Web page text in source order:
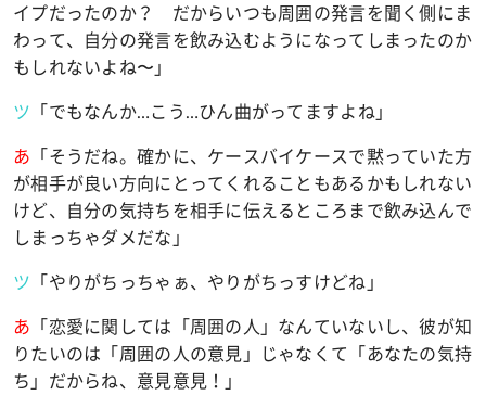
イプだったのか？ だからいつも周囲の発言を聞く側にま
わって、自分の発言を飲み込むようになってしまったのか
もしれないよね〜」
ツ 「でもなんか…こう…ひん曲がってますよね」
あ 「そうだね。確かに、ケースバイケースで黙っていた方
が相手が良い方向にとってくれることもあるかもしれない
けど、自分の気持ちを相手に伝えるところまで飲み込んで
しまっちゃダメだな」
ツ 「やりがちっちゃぁ、やりがちっすけどね」
あ 「恋愛に関しては「周囲の人」なんていないし、彼が知
りたいのは「周囲の人の意見」じゃなくて「あなたの気持
ち」だからね、意見意見！」